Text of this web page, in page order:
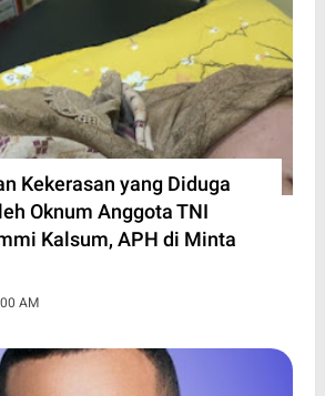
Kekerasan yang Diduga
Oknum Anggota TNI
Kalsum, APH di Minta
AM